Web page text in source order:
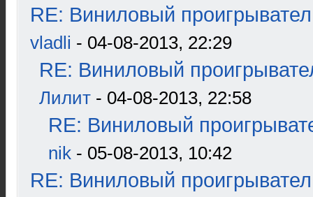
RE: Виниловый
vladli - 04-08-2013, 22:29
RE: Виниловый
Лилит - 04-08-2013, 22:58
RE: Виниловый
nik - 05-08-2013, 10:42
RE: Виниловый